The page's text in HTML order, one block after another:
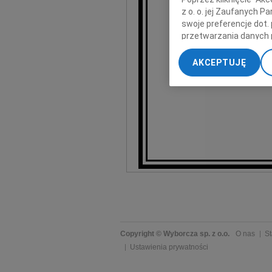
Copyright © Wyborcza sp. z o.o. O nas
Ustawienia prywatności
z o. o. jej Zaufanych
swoje preferencje dot.
przetwarzania danych
„Ustawienia
My, nasi Zaufani
dokładnych danych
Przechowywanie
treści, badnie
AKCEPTUJĘ